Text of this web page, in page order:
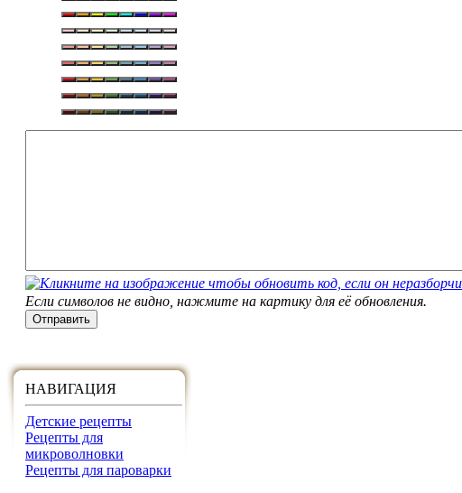
Если символов не видно, нажмите на картику для её обновления.
НАВИГАЦИЯ
Детские рецепты
Рецепты для
микроволновки
Рецепты для пароварки